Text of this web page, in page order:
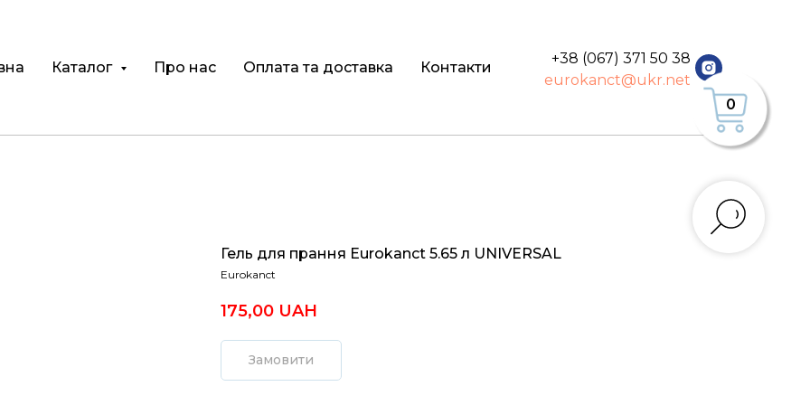
0
Каталог Про нас Оплата та доставка Контакти
+38 (067) 371 50 38
eurokanct@ukr.net
Гель для прання Eurokanct 5.65 л UNIVERSAL
Eurokanct
175,00 UAH
Замовити